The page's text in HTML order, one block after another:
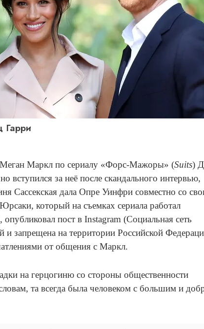
Гарри
Маркл по сериалу «Форс-Мажоры» (Suits)
вступился за неё после скандального интервью,
Сассекская дала Опре Уинфри совместно со
который на съемках сериала работал
пост в Instagram (Социальная сеть
и запрещена на территории Российской
от общения с Маркл.
на герцогиню со стороны общественности
та всегда была человеком с большим и